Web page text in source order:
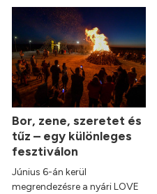
Bor, zene, szeretet és
tűz – egy különleges
fesztiválon
Június 6-án kerül
megrendezésre a nyári LOVE